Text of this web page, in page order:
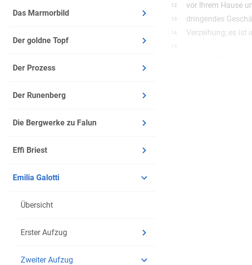
Das Marmorbild
Der goldne Topf
Der Prozess
Der Runenberg
Die Bergwerke zu Falun
Effi Briest
Emilia Galotti
Übersicht
Erster Aufzug
Zweiter Aufzug
12 vor Ihrem Hause
13 dringendes
14 Verzeihung; es ist
15